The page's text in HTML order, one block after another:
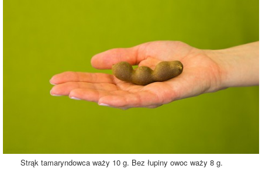
Strąk tamaryndowca waży 10 g. Bez łupiny owoc waży 8 g.